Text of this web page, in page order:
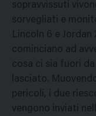
sopravvissuti
sorvegliati e
Lincoln 6 e Jordan
cominciano ad
cosa ci sia fuori
lasciato.
pericoli, i due
vengono inviati